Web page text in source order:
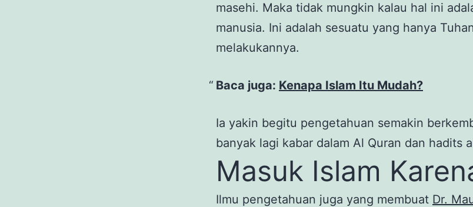
masehi. Maka tidak mungkin kalau hal ini
manusia. Ini adalah sesuatu yang hanya
melakukannya.
Baca juga: Kenapa Islam Itu Mudah?
Ia yakin begitu pengetahuan semakin
banyak lagi kabar dalam Al Quran dan hadits
Masuk Islam
Ilmu pengetahuan juga yang membuat Dr.